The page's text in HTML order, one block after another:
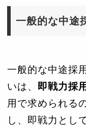
一般的な中途
一般的な中途採
いは、 即戦力採
用で求められる
し、即戦力とし